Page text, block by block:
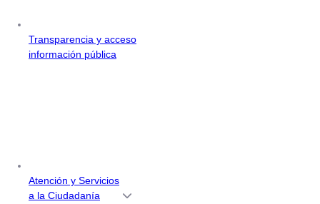
Transparencia y acceso
información pública
Atención y Servicios
a la Ciudadanía